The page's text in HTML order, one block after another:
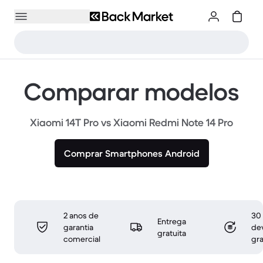
Comparar modelos
Xiaomi 14T Pro vs Xiaomi Redmi Note 14 Pro
Comprar Smartphones Android
2 anos de
garantia
comercial
Entrega
gratuita
30